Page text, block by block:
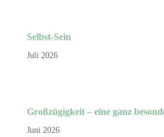
Selbst-Sein
Juli 2026
Großzügigkeit – eine ganz
Juni 2026